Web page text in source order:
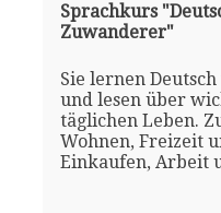
Sprachkurs
Zuwanderer"
Sie lernen
und lesen über
täglichen Leben.
Wohnen, Freizeit
Einkaufen, Arbeit